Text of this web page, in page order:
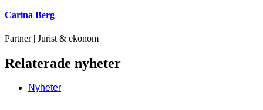
Carina Berg
Partner | Jurist & ekonom
Relaterade nyheter
Nyheter